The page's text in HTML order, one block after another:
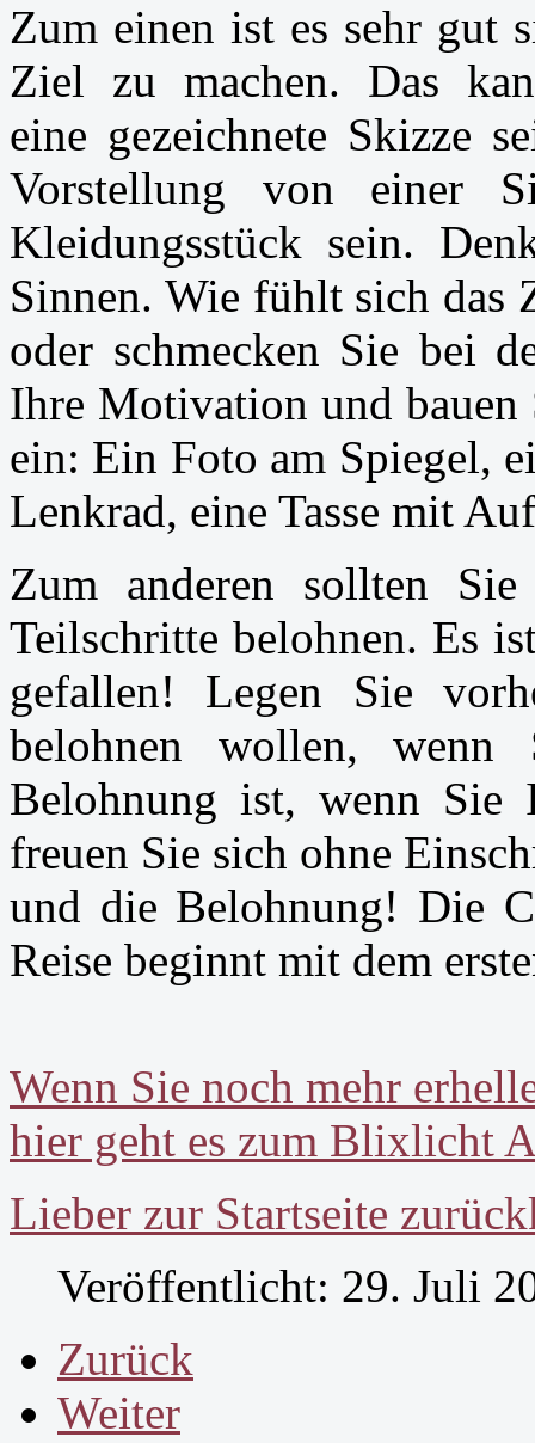
Zum einen ist es sehr gut
Ziel zu machen. Das
eine gezeichnete Skizze
Vorstellung von einer
Kleidungsstück sein.
Sinnen. Wie fühlt sich das
oder schmecken Sie bei
Ihre Motivation und bauen
ein: Ein Foto am Spiegel,
Lenkrad, eine Tasse mit
Zum anderen sollten
Teilschritte belohnen. Es
gefallen! Legen Sie
belohnen wollen,
Belohnung ist, wenn Sie
freuen Sie sich ohne
und die Belohnung! Die
Reise beginnt mit dem
Wenn Sie noch mehr
hier geht es zum Blixlicht
Lieber zur Startseite
Veröffentlicht: 29. Juli
Zurück
Weiter